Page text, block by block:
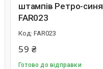
штампів Ретро-синя
FAR023
FAR023
59 ₴
Готово до відправки